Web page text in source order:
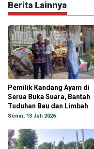
Berita Lainnya
Pemilik Kandang Ayam di
Serua Buka Suara, Bantah
Tuduhan Bau dan Limbah
Senin, 13 Juli 2026